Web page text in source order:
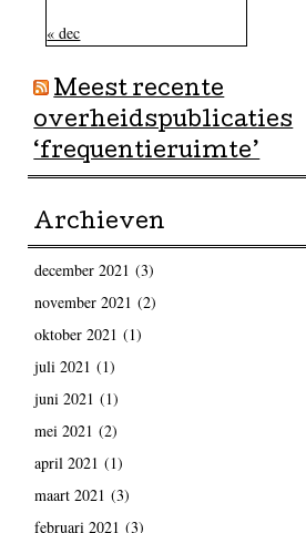
« dec
Meest recente
overheidspublicaties
‘frequentieruimte’
Archieven
december 2021 (3)
november 2021 (2)
oktober 2021 (1)
juli 2021 (1)
juni 2021 (1)
mei 2021 (2)
april 2021 (1)
maart 2021 (3)
februari 2021 (3)